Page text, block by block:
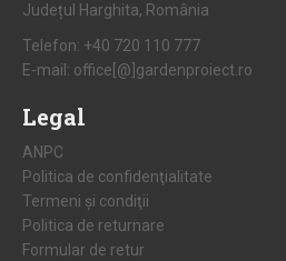
Județul Harghita, România
Telefon: +40 720 110 777
E-mail: office[@]gardenproiect.ro
Legal
ANPC
Politica de confidenţialitate
Termeni şi condiţii
Politica de returnare
Formular de retur